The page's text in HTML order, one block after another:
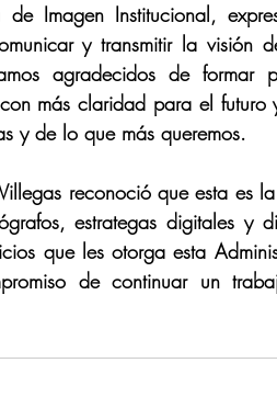
Imagen Institucional,
y transmitir la visión
agradecidos de formar
más claridad para el futuro
y de lo que más queremos.
reconoció que esta es
estrategas digitales y
que les otorga esta
de continuar un